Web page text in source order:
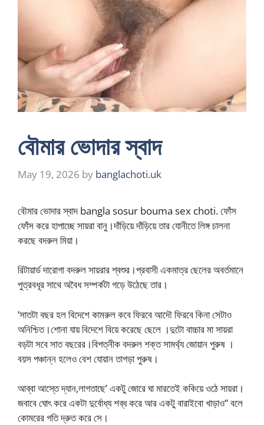
বৌমার ভোদার স্বাদ
May 19, 2026 by banglachoti.uk
বৌমার ভোদার স্বাদ bangla sosur bouma sex choti. ফোঁস
ফোঁস করে হাপাচ্ছে সায়রা বানু।দাঁড়িয়ে দাঁড়িয়ে তার যোনীতে লিঙ্গ চালনা
করছে বদরুল মিয়া।
রিটায়ার্ড দারোগা বদরুল সায়রার শ্বশুর।প্রবাসী একমাত্র ছেলের অবর্তমানে
পুত্রবধূর সাথে অবৈধ সম্পর্কটা গড়ে উঠেছে তার।
’সাতটা বছর হল বিদেশে কামরুল কবে ফিরবে আদৌ ফিরবে কিনা সেটাও
অনিশ্চিত।শোনা যায় বিদেশে বিয়ে করেছে ছেলে ।দুটো বাচ্চার মা সায়রা
বড়টা সবে সাত বছরের।বিপত্নীক বদরুল শক্ত সামর্থ্য জোয়ান পুরুষ ।
বয়স পঞ্চান্ন হলেও বেশ যোয়ান তাগড়া পুরুষ।
আব্বা আস্তে দ্যান,লাগতাছে’ একটু জোরে ঘা মারতেই ককিয়ে ওঠে সায়রা।
জবাবে ঘোৎ করে একটা দুর্বোধ্য শব্ধ করে আর একটু বারাইবো খাড়াও” বলে
কোমরের গতি দ্রুত করে সে।